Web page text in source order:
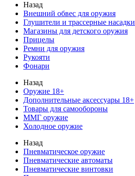
Назад
Внешний обвес для оружия
Глушители и трассерные насадки
Магазины для детского оружия
Прицелы
Ремни для оружия
Рукояти
Фонари
Назад
Оружие 18+
Дополнительные аксессуары 18+
Товары для самообороны
ММГ оружие
Холодное оружие
Назад
Пневматическое оружие
Пневматические автоматы
Пневматические винтовки